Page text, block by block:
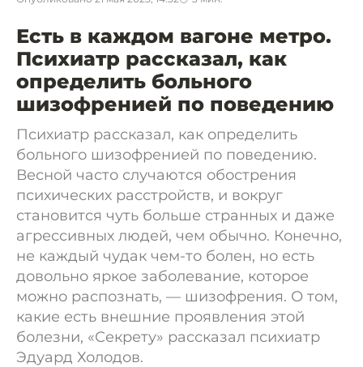
Есть в каждом вагоне метро.
Психиатр рассказал, как
определить больного
шизофренией по поведению
Психиатр рассказал, как определить
больного шизофренией по поведению.
Весной часто случаются обострения
психических расстройств, и вокруг
становится чуть больше странных и даже
агрессивных людей, чем обычно. Конечно,
не каждый чудак чем-то болен, но есть
довольно яркое заболевание, которое
можно распознать, — шизофрения. О том,
какие есть внешние проявления этой
болезни, «Секрету» рассказал психиатр
Эдуард Холодов.